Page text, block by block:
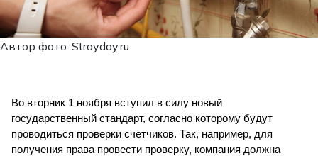
Автор фото: Stroyday.ru
Во вторник 1 ноября вступил в силу новый
государственный стандарт, согласно которому будут
проводиться проверки счетчиков. Так, например, для
получения права провести проверку, компания должна